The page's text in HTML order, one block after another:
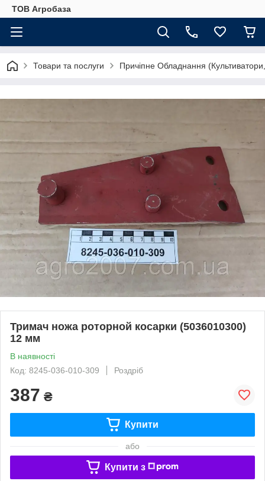
ТОВ Агробаза
Товари та послуги Причіпне Обладнання
Тримач ножа роторной косарки (5036010300)
12 мм
В наявності
Код: 8245-036-010-309
Роздріб
387 ₴
Купити
або
Купити з